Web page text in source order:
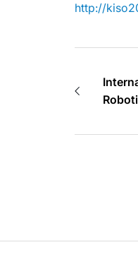
http://